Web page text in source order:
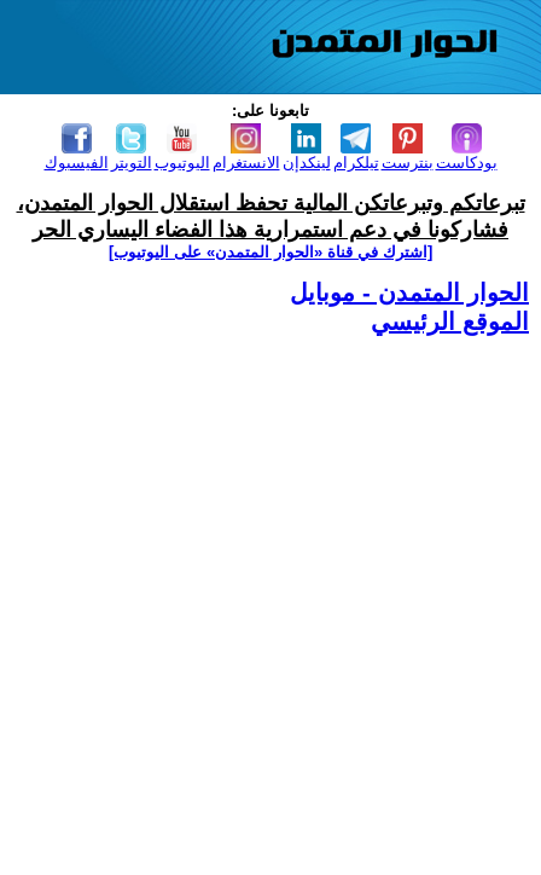
تابعونا على:
الفيسبوك التويتر اليوتيوب الانستغرام لينكدإن تيلكرامبنترست بودكاست
تبرعاتكم وتبرعاتكن المالية تحفظ استقلال الحوار المتمدن،
فشاركونا في دعم استمرارية هذا الفضاء اليساري الحر
[اشترك في قناة ‫«الحوار المتمدن» على اليوتيوب]
الحوار المتمدن - موبايل
الموقع الرئيسي